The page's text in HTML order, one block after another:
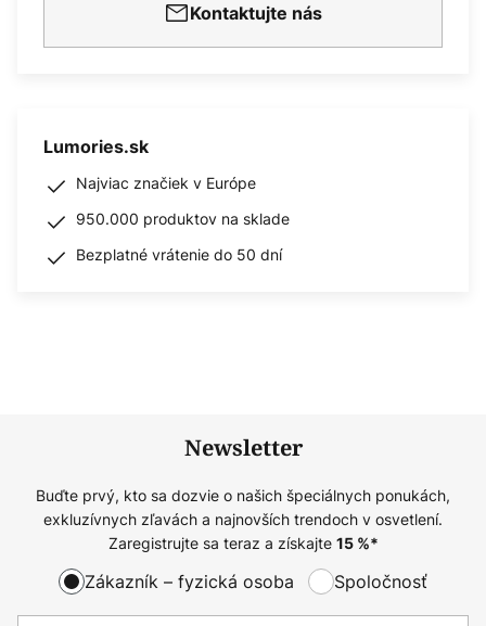
Kontaktujte nás
Lumories.sk
Najviac značiek v Európe
950.000 produktov na sklade
Bezplatné vrátenie do 50 dní
Newsletter
Buďte prvý, kto sa dozvie o našich špeciálnych ponukách,
exkluzívnych zľavách a najnovších trendoch v osvetlení.
Zaregistrujte sa teraz a získajte 15%*
Zákazník – fyzická osoba Spoločnosť